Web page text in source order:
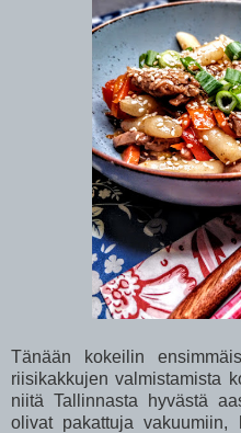
Tänään kokeilin
riisikakkujen valmistamista
niitä Tallinnasta hyvästä
olivat pakattuja vakuumiin,